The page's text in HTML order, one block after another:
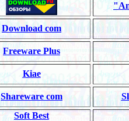
Download com
Freeware Plus
Kiae
Shareware com
Soft Best